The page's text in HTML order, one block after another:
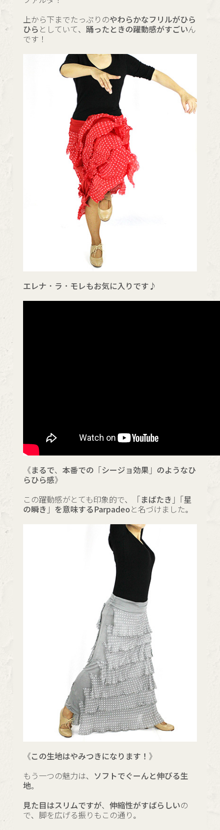
上から下までたっぷりのやわらかなフリルがひら
ひら としていて、 踊ったときの躍動感がすごいん
です！
エレナ・ラ・モレもお気に入りです♪
《まるで、本番での「シージョ効果」のようなひ
らひら感》
この躍動感がとても印象的で、
「まばたき」「星
の瞬き」を意味するParpadeo と名づけました。
《この生地はやみつきになります！》
もう一つの魅力は、
ソフトでぐーんと伸びる生
地。
見た目はスリムですが、伸縮性がすばらしいの
で、脚を広げる振りもこの通り。